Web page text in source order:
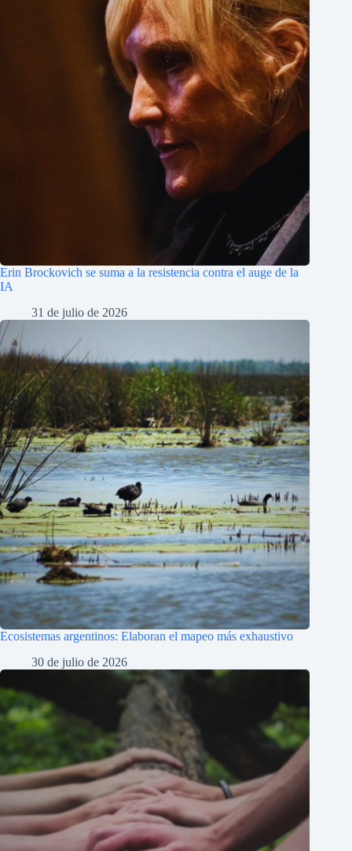
Erin Brockovich se suma a la resistencia contra el auge de la
IA
31 de julio de 2026
Ecosistemas argentinos: Elaboran el mapeo más exhaustivo
30 de julio de 2026